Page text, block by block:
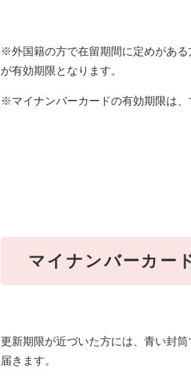
※外国籍の方で在留期間に定めがあ
が有効期限となります。
※マイナンバーカードの有効期限は、
マイナンバーカー
更新期限が近づいた方には、青い封
届きます。